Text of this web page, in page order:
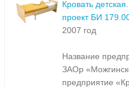
Кровать
проект БИ
2007 год
Название
ЗАОр
предприятие